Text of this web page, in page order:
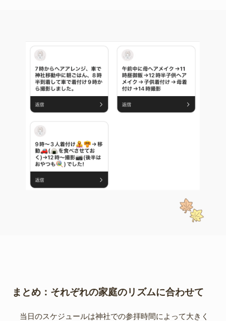
まとめ：それぞれの家庭のリズムに合わせて
当日のスケジュールは神社での参拝時間によって大きく